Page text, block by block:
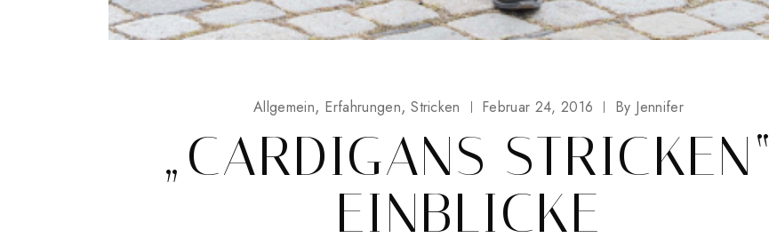
Allgemein Erfahrungen Stricken Februar 24, 2016 By Jennifer
„CARDIGANS STRICKEN“
EINBLICKE